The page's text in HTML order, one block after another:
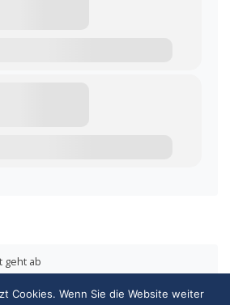
geht ab
Cookies. Wenn Sie die Website weiter